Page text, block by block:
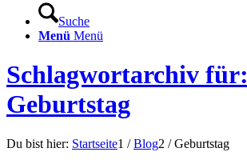
Suche
Menü Menü
Schlagwortarchiv für:
Geburtstag
Du bist hier: Startseite1 / Blog2 / Geburtstag